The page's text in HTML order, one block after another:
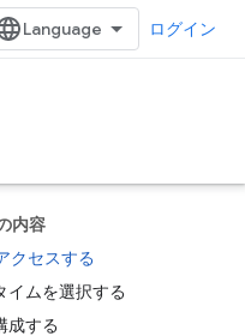
ログイン
内容
クセスする
イムを選択する
成する